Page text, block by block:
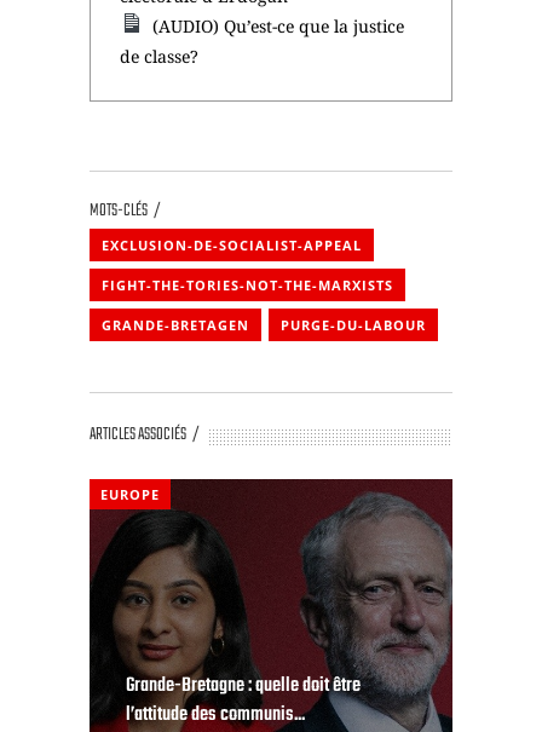
(AUDIO) Qu’est-ce que la justice
de classe?
MOTS-CLÉS
EXCLUSION-DE-SOCIALIST-APPEAL
FIGHT-THE-TORIES-NOT-THE-MARXISTS
GRANDE-BRETAGEN PURGE-DU-LABOUR
ARTICLES ASSOCIÉS
EUROPE
Grande-Bretagne : quelle doit être
l’attitude des communis...